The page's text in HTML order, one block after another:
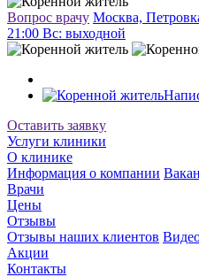
Вопрос врачу Москва,
21:00 Вc: выходной
Оставить заявку
Услуги клиники
О клинике
Информация о компании
Врачи
Цены
Отзывы
Отзывы наших клиентов
Акции
Контакты